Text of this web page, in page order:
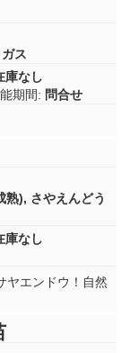
ス
庫なし
期間: 問合せ
熟), さやえんどう
庫なし
ヤエンドウ！自然